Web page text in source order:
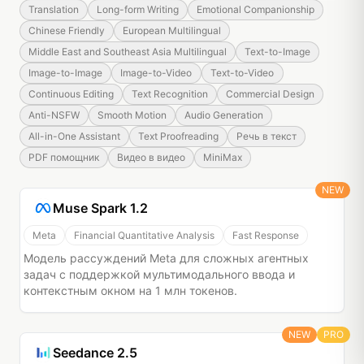
Translation
Long-form Writing
Emotional Companionship
Chinese Friendly
European Multilingual
Middle East and Southeast Asia Multilingual
Text-to-Image
Image-to-Image
Image-to-Video
Text-to-Video
Continuous Editing
Text Recognition
Commercial Design
Anti-NSFW
Smooth Motion
Audio Generation
All-in-One Assistant
Text Proofreading
Речь в текст
PDF помощник
Видео в видео MiniMax
NEW
Muse Spark 1.2
Meta Financial Quantitative Analysis Fast Response
Модель рассуждений Meta для сложных агентных
задач с поддержкой мультимодального ввода и
контекстным окном на 1 млн токенов.
NEW PRO
Seedance 2.5